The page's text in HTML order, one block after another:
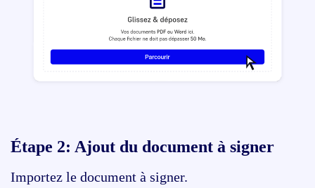
Étape 2: Ajout du document à signer
Importez le document à signer.